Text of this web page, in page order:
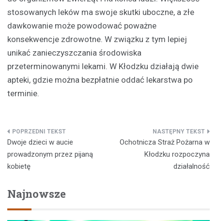
stosowanych leków ma swoje skutki uboczne, a złe
dawkowanie może powodować poważne
konsekwencje zdrowotne. W związku z tym lepiej
unikać zanieczyszczania środowiska
przeterminowanymi lekami. W Kłodzku działają dwie
apteki, gdzie można bezpłatnie oddać lekarstwa po
terminie.
Nawigacja
wpisu
Dwoje dzieci w aucie
prowadzonym przez pijaną
kobietę
Ochotnicza Straż Pożarna w
Kłodzku rozpoczyna
działalność
Najnowsze